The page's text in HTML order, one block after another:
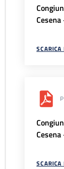
SCARICA
SCARICA